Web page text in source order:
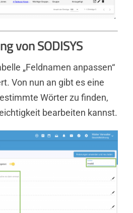
von SODISYS
„Feldnamen anpassen“
Von nun an gibt es eine
Wörter zu finden,
bearbeiten kannst.